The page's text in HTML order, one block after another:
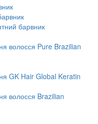
барвник
волосся Pure Brazilian
GK Hair Global Keratin
волосся Brazilian